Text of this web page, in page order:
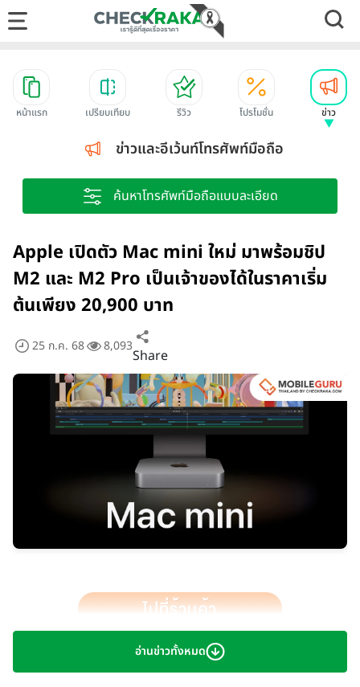
หน้าแรก เปรียบเทียบ รีวิว โปรโมชั่น ข่าว
ข่าวและอีเว้นท์โทรศัพท์มือถือ
ค้นหาโทรศัพท์มือถือแบบละเอียด
Apple เปิดตัว Mac mini ใหม่ มาพร้อมชิป
M2 และ M2 Pro เป็นเจ้าของได้ในราคาเริ่ม
ต้นเพียง 20,900 บาท
25 ก.ค. 68 8,093Share
Mac miniใหม่ที่อัดฉีดพลังแรงโดยชิป M2 และ
M2 Pro แบบใหม่หมด ทำให้ Mac mini ที่มาพร้อมชิป M2 นั้นทรง
อ่านข่าวทั้งหมด